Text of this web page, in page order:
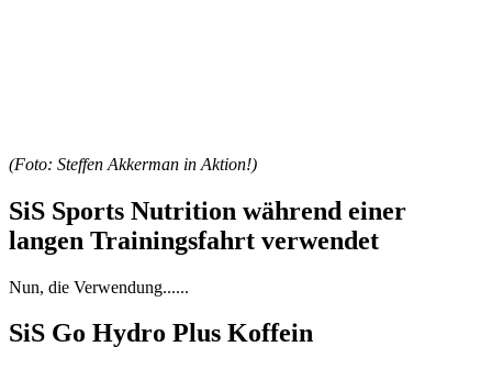
(Foto: Steffen Akkerman in Aktion!)
SiS Sports Nutrition während einer
langen Trainingsfahrt verwendet
Nun, die Verwendung......
SiS Go Hydro Plus Koffein